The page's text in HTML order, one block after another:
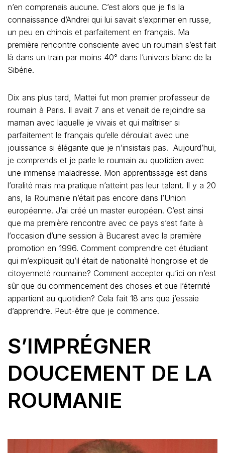
n’en comprenais aucune. C’est alors que je fis la
connaissance d’Andrei qui lui savait s’exprimer en russe,
un peu en chinois et parfaitement en français. Ma
première rencontre consciente avec un roumain s’est fait
là dans un train par moins 40° dans l’univers blanc de la
Sibérie.
Dix ans plus tard, Mattei fut mon premier professeur de
roumain à Paris. Il avait 7 ans et venait de rejoindre sa
maman avec laquelle je vivais et qui maîtriser si
parfaitement le français qu’elle déroulait avec une
jouissance si élégante que je n’insistais pas. Aujourd’hui,
je comprends et je parle le roumain au quotidien avec
une immense maladresse. Mon apprentissage est dans
l’oralité mais ma pratique n’atteint pas leur talent. Il y a 20
ans, la Roumanie n’était pas encore dans l’Union
européenne. J’ai créé un master européen. C’est ainsi
que ma première rencontre avec ce pays s’est faite à
l’occasion d’une session à Bucarest avec la première
promotion en 1996. Comment comprendre cet étudiant
qui m’expliquait qu’il était de nationalité hongroise et de
citoyenneté roumaine? Comment accepter qu’ici on n’est
sûr que du commencement des choses et que l’éternité
appartient au quotidien? Cela fait 18 ans que j’essaie
d’apprendre. Peut-être que je commence.
S’IMPRÉGNER
DOUCEMENT DE LA
ROUMANIE